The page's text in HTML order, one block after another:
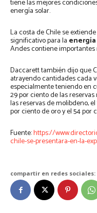
tiene las mejores
energía solar.
La costa de Chile se
significativo para la
Andes contiene importantes
Daccarett también dijo que
atrayendo cantidades cada
especialmente teniendo en
29 por ciento de las
las reservas de molibdeno,
por ciento de oro y el 54 por
Fuente:https://
chile-se-presentara-en-la-
compartir en redes sociales: